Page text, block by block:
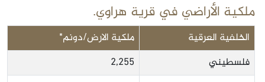
ملكية الأراضي في قرية هراوي.
الخلفية العرقية
ملكية الارض/دونم*
فلسطيني
2,255